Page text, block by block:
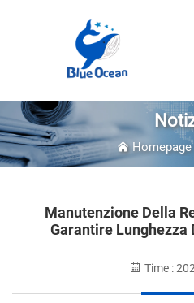
Homepage
Manutenzione Della
Garantire Lunghezza
Time :